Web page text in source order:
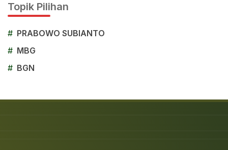
Topik Pilihan
# PRABOWO SUBIANTO
# MBG
# BGN